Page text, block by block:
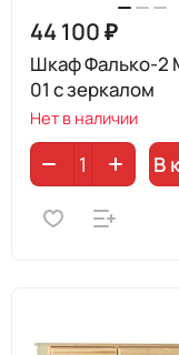
44 100 ₽
Шкаф Фалько-2
01 с зеркалом
Нет в наличии
В